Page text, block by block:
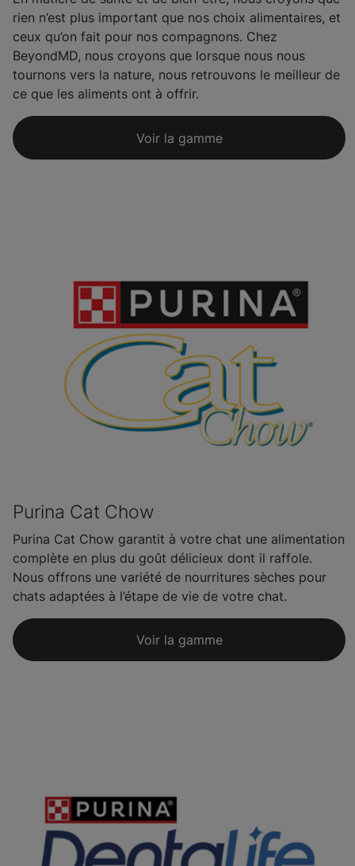
rien n’est plus important que nos choix alimentaires, et
ceux qu’on fait pour nos compagnons. Chez
BeyondMD, nous croyons que lorsque nous nous
tournons vers la nature, nous retrouvons le meilleur de
ce que les aliments ont à offrir.
Voir la gamme
Purina Cat Chow
Purina Cat Chow garantit à votre chat une alimentation
complète en plus du goût délicieux dont il raffole.
Nous offrons une variété de nourritures sèches pour
chats adaptées à l’étape de vie de votre chat.
Voir la gamme